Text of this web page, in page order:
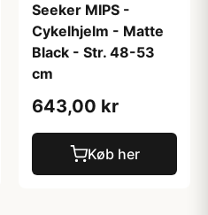
Seeker MIPS -
Cykelhjelm - Matte
Black - Str. 48-53
cm
643,00 kr
Køb her